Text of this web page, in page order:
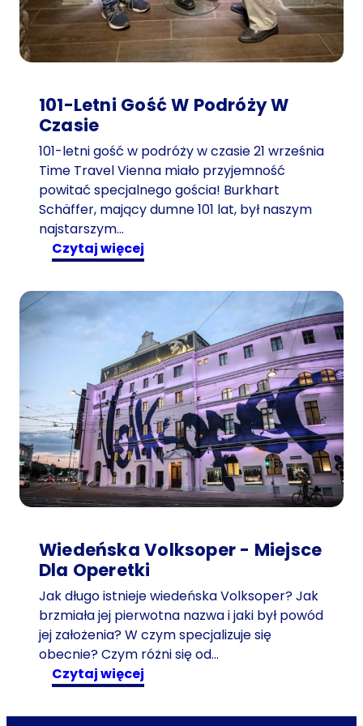
101-Letni Gość W Podróży W
Czasie
101-letni gość w podróży w czasie 21 września
Time Travel Vienna miało przyjemność
powitać specjalnego gościa! Burkhart
Schäffer, mający dumne 101 lat, był naszym
najstarszym…
czytaj więcej
1
0
l
e
t
n
i
g
o
ś
ć
p
o
d
r
ó
ż
y
z
Wiedeńska Volksoper - Miejsce
Dla Operetki
Jak długo istnieje wiedeńska Volksoper? Jak
brzmiała jej pierwotna nazwa i jaki był powód
jej założenia? W czym specjalizuje się
obecnie? Czym różni się od…
czytaj więcej
W